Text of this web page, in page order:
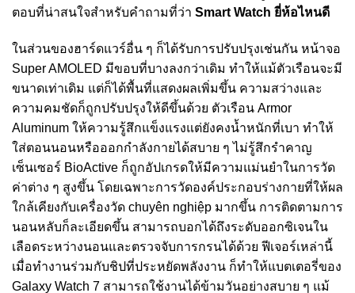
ตอบที่น่าสนใจสำหรับคำถามที่ว่า Smart Watch ยี่ห้อไหนดี
ในส่วนของฮาร์ดแวร์อื่น ๆ ก็ได้รับการปรับปรุงเช่นกัน หน้าจอ
Super AMOLED มีขอบที่บางลงกว่าเดิม ทำให้แม้ตัวเรือนจะมี
ขนาดเท่าเดิม แต่ก็ได้พื้นที่แสดงผลเพิ่มขึ้น ความสว่างและ
ความคมชัดก็ถูกปรับปรุงให้ดีขึ้นด้วย ตัวเรือน Armor
Aluminum ให้ความรู้สึกแข็งแรงแต่ยังคงน้ำหนักที่เบา ทำให้
ใส่ตอนนอนหรือออกกำลังกายได้สบาย ๆ ไม่รู้สึกรำคาญ
เซ็นเซอร์ BioActive ก็ถูกอัปเกรดให้มีความแม่นยำในการวัด
ค่าต่าง ๆ สูงขึ้น โดยเฉพาะการวัดองค์ประกอบร่างกายที่ให้ผล
ใกล้เคียงกับเครื่องวัด chuyên nghiệp มากขึ้น การติดตามการ
นอนหลับก็ละเอียดขึ้น สามารถบอกได้ถึงระดับออกซิเจนใน
เลือดระหว่างนอนและตรวจจับการกรนได้ด้วย ฟีเจอร์เหล่านี้
เมื่อทำงานร่วมกับชิปที่ประหยัดพลังงาน ก็ทำให้แบตเตอรี่ของ
Galaxy Watch 7 สามารถใช้งานได้ข้ามวันอย่างสบาย ๆ แม้